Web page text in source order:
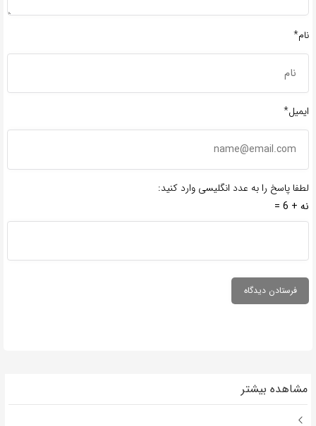
نام*
ایمیل*
لطفا پاسخ را به عدد انگلیسی وارد کنید:
نه + 6 =
مشاهده بیشتر